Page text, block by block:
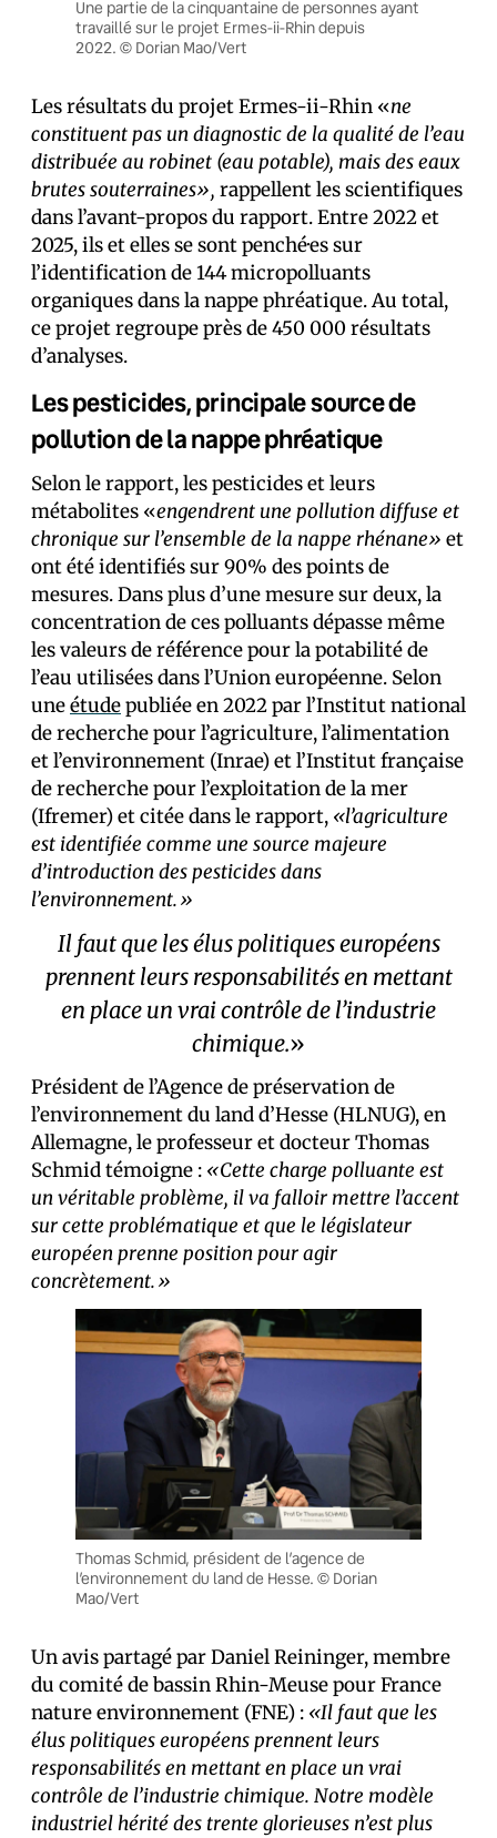
Une partie de la cinquantaine de personnes ayant
travaillé sur le projet Ermes-ii-Rhin depuis
2022. © Dorian Mao/Vert
Les résultats du projet Ermes-ii-Rhin «ne
constituent pas un diagnostic de la qualité de l’eau
distribuée au robinet (eau potable), mais des eaux
brutes souterraines», rappellent les scientifiques
dans l’avant-propos du rapport. Entre 2022 et
2025, ils et elles se sont penché·es sur
l’identification de 144 micropolluants
organiques dans la nappe phréatique. Au total,
ce projet regroupe près de 450 000 résultats
d’analyses.
Les pesticides, principale source de
pollution de la nappe phréatique
Selon le rapport, les pesticides et leurs
métabolites «engendrent une pollution diffuse et
chronique sur l’ensemble de la nappe rhénane» et
ont été identifiés sur 90% des points de
mesures. Dans plus d’une mesure sur deux, la
concentration de ces polluants dépasse même
les valeurs de référence pour la potabilité de
l’eau utilisées dans l’Union européenne. Selon
uneétudepubliée en 2022 par l’Institut national
de recherche pour l’agriculture, l’alimentation
et l’environnement (Inrae) et l’Institut française
de recherche pour l’exploitation de la mer
(Ifremer) et citée dans le rapport, «l’agriculture
est identifiée comme une source majeure
d’introduction des pesticides dans
l’environnement.»
Il faut que les élus politiques européens
prennent leurs responsabilités en mettant
en place un vrai contrôle de l’industrie
chimique.»
Président de l’Agence de préservation de
l’environnement du land d’Hesse (HLNUG), en
Allemagne, le professeur et docteur Thomas
Schmid témoigne : «Cette charge polluante est
un véritable problème, il va falloir mettre l’accent
sur cette problématique et que le législateur
européen prenne position pour agir
concrètement.»
Thomas Schmid, président de l’agence de
l’environnement du land de Hesse. © Dorian
Mao/Vert
Un avis partagé par Daniel Reininger, membre
du comité de bassin Rhin-Meuse pour France
nature environnement (FNE) : «Il faut que les
élus politiques européens prennent leurs
responsabilités en mettant en place un vrai
contrôle de l’industrie chimique. Notre modèle
industriel hérité des trente glorieuses n’est plus